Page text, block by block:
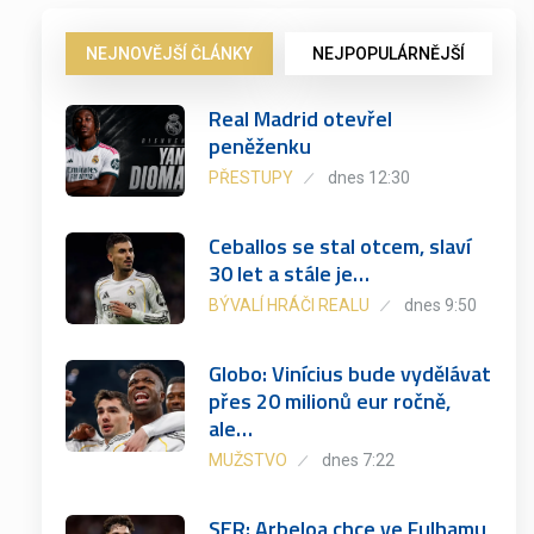
NEJNOVĚJŠÍ ČLÁNKY NEJPOPULÁRNĚJŠÍ
Real Madrid otevřel
peněženku
PŘESTUPY dnes 12:30
Ceballos se stal otcem, slaví
30 let a stále je…
BÝVALÍ HRÁČI REALU dnes 9:50
Globo: Vinícius bude vydělávat
přes 20 milionů eur ročně,
ale…
MUŽSTVO dnes 7:22